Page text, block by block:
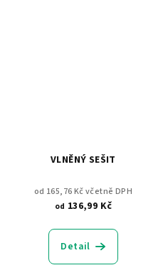
VLNĚNÝ SEŠIT
od 165,76 Kč včetně DPH
od 136,99 Kč
Detail